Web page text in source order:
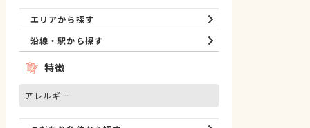
エリアから探す
沿線・駅から探す
特徴
アレルギー